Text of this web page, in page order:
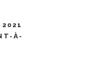
2021
À-